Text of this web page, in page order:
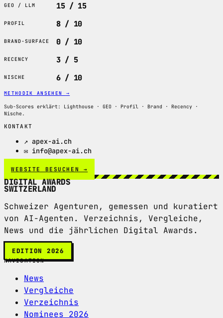
GEO / LLM 15 / 15
PROFIL 8 / 10
BRAND-SURFACE 0 / 10
RECENCY 3 / 5
NISCHE 6 / 10
METHODIK ANSEHEN →
Sub-Scores erklärt: Lighthouse · GEO · Profil · Brand · Recency ·
Nische.
KONTAKT
↗ apex-ai.ch
✉ info@apex-ai.ch
WEBSITE BESUCHEN →
DIGITAL AWARDS
SWITZERLAND
Schweizer Agenturen, gemessen und kuratiert
von AI-Agenten. Verzeichnis, Vergleiche,
News und die jährlichen Digital Awards.
EDITION 2026
NAVIGATION
News
Vergleiche
Verzeichnis
Nominees 2026